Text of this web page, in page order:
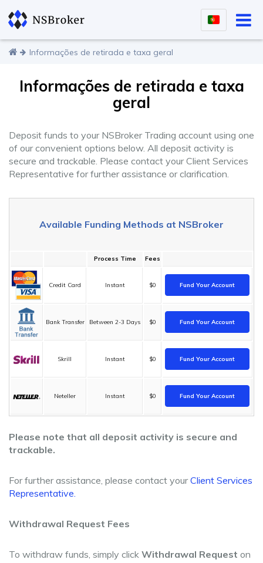
Informações de retirada e taxa geral
Informações de retirada e taxa
geral
Deposit funds to your NSBroker Trading account using one
of our convenient options below. All deposit activity is
secure and trackable. Please contact your Client Services
Representative for further assistance or clarification.
Available Funding Methods at NSBroker
Process Time Fees
Credit Card Instant $0 Fund Your Account
Bank Transfer Between 2-3 Days $0 Fund Your Account
Skrill Instant $0 Fund Your Account
Neteller Instant $0 Fund Your Account
Please note that all deposit activity is secure and
trackable.
For further assistance, please contact yourClient Services
Representative.
Withdrawal Request Fees
To withdraw funds, simply click Withdrawal Request on